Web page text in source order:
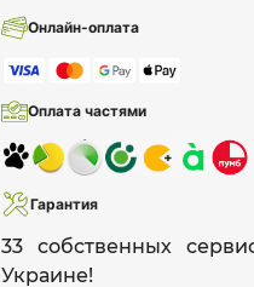
Онлайн-оплата
Оплата частями
Гарантия
33 собственных
Украине!